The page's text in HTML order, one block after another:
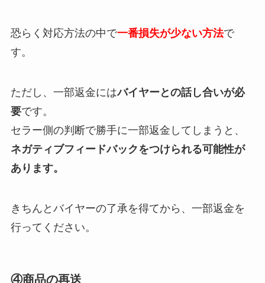
恐らく対応方法の中で一番損失が少ない方法で
す。
ただし、一部返金にはバイヤーとの話し合いが必
要です。
セラー側の判断で勝手に一部返金してしまうと、
ネガティブフィードバックをつけられる可能性が
あります。
きちんとバイヤーの了承を得てから、一部返金を
行ってください。
④商品の再送